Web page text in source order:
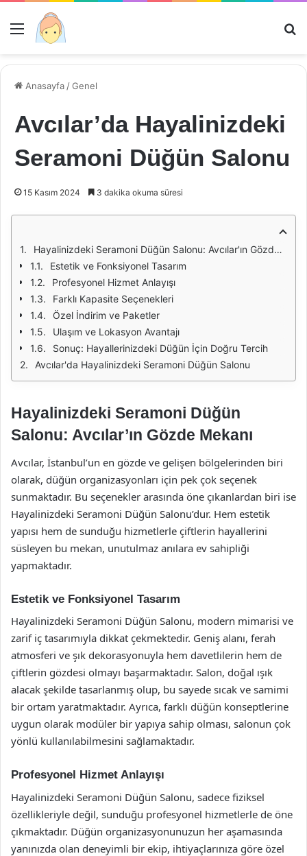
Menü
Anasayfa /Genel
Avcılar’da Hayalinizdeki
Seramoni Düğün Salonu
15 Kasım 2024 3 dakika okuma süresi
Hayalinizdeki Seramoni Düğün Salonu: Avcılar'ın Gözde Mekanı
Estetik ve Fonksiyonel Tasarım
Profesyonel Hizmet Anlayışı
Farklı Kapasite Seçenekleri
Özel İndirim ve Paketler
Ulaşım ve Lokasyon Avantajı
Sonuç: Hayallerinizdeki Düğün İçin Doğru Tercih
Avcılar'da Hayalinizdeki Seramoni Düğün Salonu
Hayalinizdeki Seramoni Düğün
Salonu: Avcılar’ın Gözde Mekanı
Avcılar, İstanbul’un en gözde ve gelişen bölgelerinden biri
olarak, düğün organizasyonları için pek çok seçenek
sunmaktadır. Bu seçenekler arasında öne çıkanlardan biri ise
Hayalinizdeki Seramoni Düğün Salonu’dur. Hem estetik
yapısı hem de sunduğu hizmetlerle çiftlerin hayallerini
süsleyen bu mekan, unutulmaz anılara ev sahipliği
yapmaktadır.
Estetik ve Fonksiyonel Tasarım
Hayalinizdeki Seramoni Düğün Salonu, modern mimarisi ve
zarif iç tasarımıyla dikkat çekmektedir. Geniş alanı, ferah
atmosferi ve şık dekorasyonuyla hem davetlilerin hem de
çiftlerin gözdesi olmayı başarmaktadır. Salon, doğal ışık
alacak şekilde tasarlanmış olup, bu sayede sıcak ve samimi
bir ortam yaratmaktadır. Ayrıca, farklı düğün konseptlerine
uygun olarak modüler bir yapıya sahip olması, salonun çok
yönlü kullanılabilmesini sağlamaktadır.
Profesyonel Hizmet Anlayışı
Hayalinizdeki Seramoni Düğün Salonu, sadece fiziksel
özellikleriyle değil, sunduğu profesyonel hizmetlerle de öne
çıkmaktadır. Düğün organizasyonunuzun her aşamasında
yanınızda olan deneyimli bir ekip, ihtiyaçlarınıza göre özel